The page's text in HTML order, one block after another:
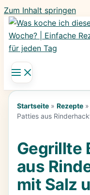
Zum Inhalt springen
Startseite» Rezepte»
Patties aus
Gegrillte
aus
mit Salz